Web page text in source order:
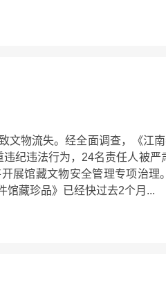
文物流失。经全面调查，《江
纪违法行为，24名责任人被严
展馆藏文物安全管理专项治理
馆藏珍品》已经快过去2个月...